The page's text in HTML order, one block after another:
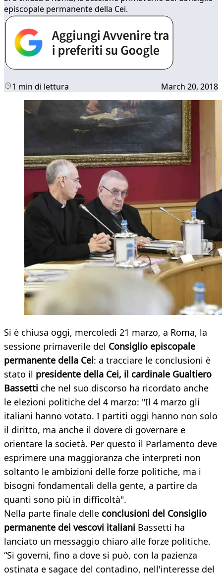
episcopale permanente della Cei.
1 min di lettura March 20, 2018
Si è chiusa oggi, mercoledì 21 marzo, a Roma, la
sessione primaverile del Consiglio episcopale
permanente della Cei: a tracciare le conclusioni è
stato il presidente della Cei, il cardinale Gualtiero
Bassetti che nel suo discorso ha ricordato anche
le elezioni politiche del 4 marzo: "Il 4 marzo gli
italiani hanno votato. I partiti oggi hanno non solo
il diritto, ma anche il dovere di governare e
orientare la società. Per questo il Parlamento deve
esprimere una maggioranza che interpreti non
soltanto le ambizioni delle forze politiche, ma i
bisogni fondamentali della gente, a partire da
quanti sono più in difficoltà".
Nella parte finale delle conclusioni del Consiglio
permanente dei vescovi italiani Bassetti ha
lanciato un messaggio chiaro alle forze politiche.
“Si governi, fino a dove si può, con la pazienza
ostinata e sagace del contadino, nell'interesse del